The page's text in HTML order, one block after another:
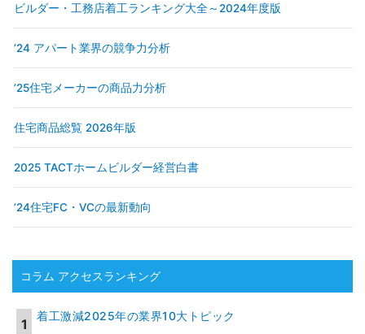
ビルダー・工務店着工ランキング大全～2024年度版
’24 アパート業界の競争力分析
’25住宅メーカーの商品力分析
住宅商品総覧 2026年版
2025 TACTホームビルダー経営白書
’24住宅FC・VCの最新動向
コラム アクセスランキング
着工激減2025年の業界10大トピック